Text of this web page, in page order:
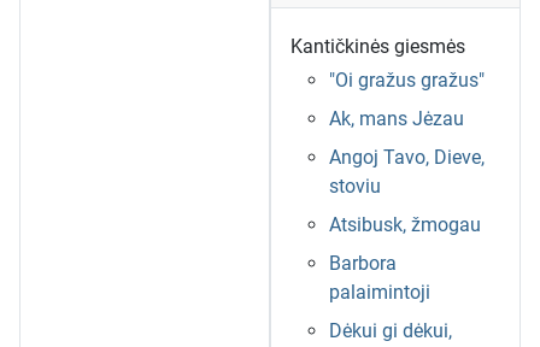
Kantičkinės giesmės
"Oi gražus gražus"
Ak, mans Jėzau
Angoj Tavo, Dieve,
stoviu
Atsibusk, žmogau
Barbora
palaimintoji
Dėkui gi dėkui,